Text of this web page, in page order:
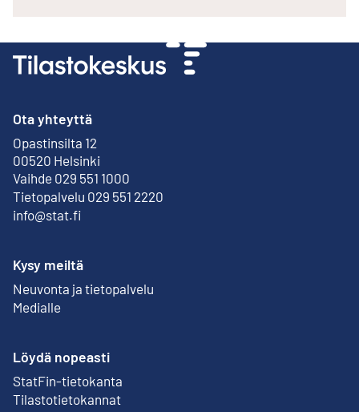
Ota yhteyttä
Opastinsilta 12
00520 Helsinki
Ulkoinen linkki
Vaihde 029 551 1000
Tietopalvelu 029 551 2220
info@stat.fi
Kysy meiltä
Neuvonta ja tietopalvelu
Medialle
Löydä nopeasti
StatFin-tietokanta
Ulkoinen linkki
Tilastotietokannat